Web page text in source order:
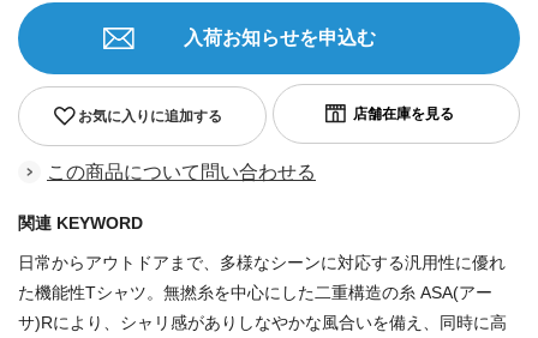
お気に入りに追加する
入荷お知らせを申込む
この商品について問い合わせる
関連 KEYWORD
日常からアウトドアまで、多様なシーンに対応する汎用性に優れ
た機能性Tシャツ。無撚糸を中心にした二重構造の糸 ASA(アー
サ)Rにより、シャリ感がありしなやかな風合いを備え、同時に高